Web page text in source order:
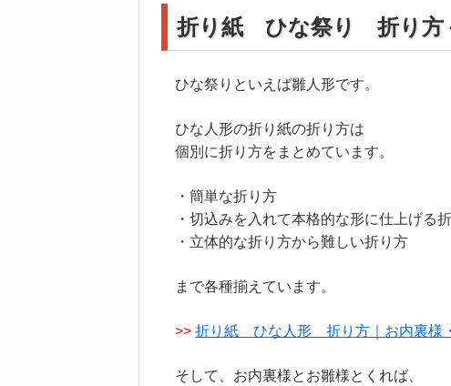
折り紙 ひな祭り 折り方
ひな祭りといえば雛人形です。
ひな人形の折り紙の折り方は
個別に折り方をまとめています。
・簡単な折り方
・切込みを入れて本格的な形に仕上げる
・立体的な折り方から難しい折り方
まで各種揃えています。
>> 折り紙 ひな人形 折り方｜お内裏様
そして、お内裏様とお雛様とくれば、